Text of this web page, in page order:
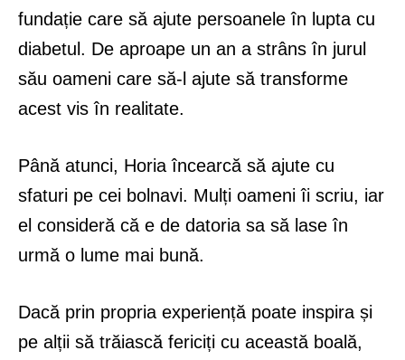
fundație care să ajute persoanele în lupta cu
diabetul. De aproape un an a strâns în jurul
său oameni care să-l ajute să transforme
acest vis în realitate.
Până atunci, Horia încearcă să ajute cu
sfaturi pe cei bolnavi. Mulți oameni îi scriu, iar
el consideră că e de datoria sa să lase în
urmă o lume mai bună.
Dacă prin propria experiență poate inspira și
pe alții să trăiască fericiți cu această boală,